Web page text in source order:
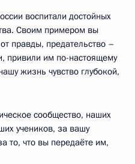
воспитали достойных
Своим примером вы
правды, предательство –
привили им по-настоящему
жизнь чувство глубокой,
сообщество, наших
учеников, за вашу
то, что вы передаёте им,